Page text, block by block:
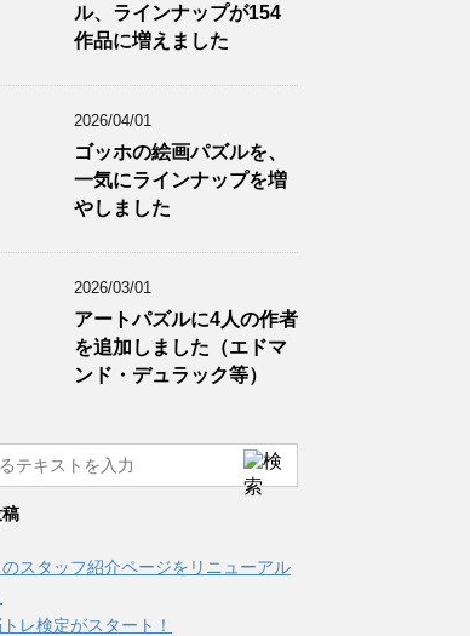
ル、ラインナップが154
作品に増えました
2026/04/01
ゴッホの絵画パズルを、
一気にラインナップを増
やしました
2026/03/01
アートパズルに4人の作者
を追加しました（エドマ
ンド・デュラック等）
スタッフ紹介ページをリニューアル
レ検定がスタート！